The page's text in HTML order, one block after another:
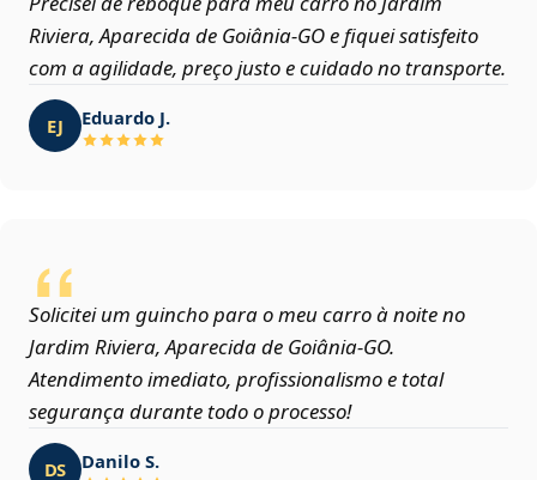
Riviera, Aparecida de Goiânia‑GO e fiquei satisfeito
com a agilidade, preço justo e cuidado no transporte.
EJ Eduardo J.
Solicitei um guincho para o meu carro à noite no
Jardim Riviera, Aparecida de Goiânia‑GO.
Atendimento imediato, profissionalismo e total
segurança durante todo o processo!
DS Danilo S.